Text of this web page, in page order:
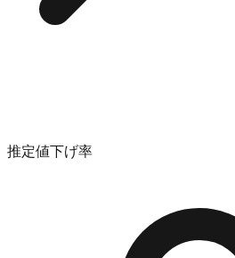
推定値下げ率